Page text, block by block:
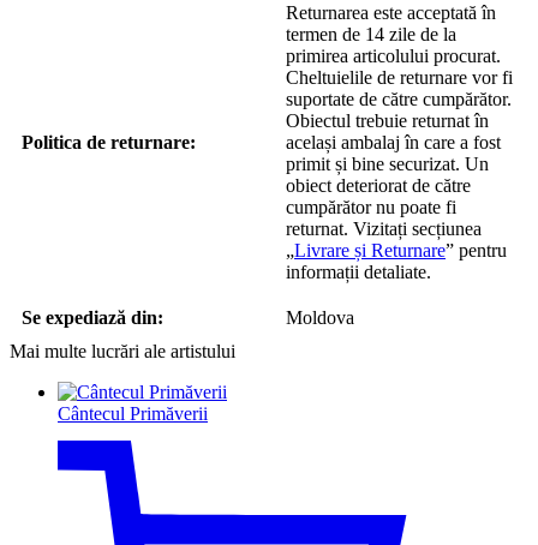
Politica de returnare:
Returnarea este acceptată în
termen de 14 zile de la
primirea articolului procurat.
Cheltuielile de returnare vor fi
suportate de către cumpărător.
Obiectul trebuie returnat în
același ambalaj în care a fost
primit și bine securizat. Un
obiect deteriorat de către
cumpărător nu poate fi
returnat. Vizitați secțiunea
„Livrare și Returnare” pentru
informații detaliate.
Se expediază din:
Moldova
Mai multe lucrări ale artistului
Cântecul Primăverii